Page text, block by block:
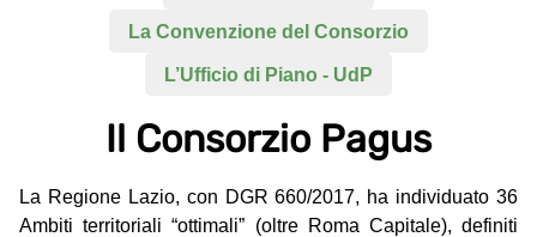
La Convenzione del Consorzio
L’Ufficio di Piano - UdP
Il Consorzio Pagus
La Regione Lazio, con DGR 660/2017, ha individuato 36
Ambiti territoriali “ottimali” (oltre Roma Capitale), definiti